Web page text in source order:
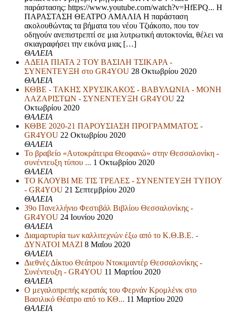
παράστασης: https://www.youtube.com/watch?v=HfEPQ... Η
ΠΑΡΑΣΤΑΣΗ ΘΕΑΤΡΟ ΑΜΑΛΙΑ Η παράσταση
ακολουθώντας τα βήματα του νέου Τζιάκοπο, που τον
οδηγούν ανεπιστρεπτί σε μια λυτρωτική αυτοκτονία, θέλει να
σκιαγραφήσει την εικόνα μιας […]
ΘΑΛΕΙΑ
ΑΔΕΙΑ ΠΙΑΤΑ 2 ΤΟΥ ΒΑΣΙΛΗ ΤΣΙΚΑΡΑ -
ΣΥΝΕΝΤΕΥΞΗ στο GR4YOU 28 Οκτωβρίου 2020
ΘΑΛΕΙΑ
ΚΘΒΕ - ΤΑΚΗΣ ΧΡΥΣΙΚΑΚΟΣ - ΒΑΒΥΛΩΝΙΑ - ΜΟΝΗ
ΛΑΖΑΡΙΣΤΩΝ - ΣΥΝΕΝΤΕΥΞΗ GR4YOU 22
Οκτωβρίου 2020
ΘΑΛΕΙΑ
ΚΘΒΕ 2020-21 ΠΑΡΟΥΣΙΑΣΗ ΠΡΟΓΡΑΜΜΑΤΟΣ -
GR4YOU 22 Οκτωβρίου 2020
ΘΑΛΕΙΑ
Το βραβείο «Αυτοκράτειρα Θεοφανώ» στην Θεσσαλονίκη -
συνέντευξη τύπου ... 1 Οκτωβρίου 2020
ΘΑΛΕΙΑ
ΤΟ ΚΛΟΥΒΙ ΜΕ ΤΙΣ ΤΡΕΛΕΣ - ΣΥΝΕΝΤΕΥΞΗ ΤΥΠΟΥ
- GR4YOU 21 Σεπτεμβρίου 2020
ΘΑΛΕΙΑ
39ο Πανελλήνιο Φεστιβάλ Βιβλίου Θεσσαλονίκης -
GR4YOU 24 Ιουνίου 2020
ΘΑΛΕΙΑ
Διαμαρτυρία των καλλιτεχνών έξω από το Κ.Θ.Β.Ε. -
ΔΥΝΑΤΟΙ ΜΑΖΙ 8 Μαΐου 2020
ΘΑΛΕΙΑ
Διεθνές Δίκτυο Θεάτρου Ντοκιμαντέρ Θεσσαλονίκης -
Συνέντευξη - GR4YOU 11 Μαρτίου 2020
ΘΑΛΕΙΑ
Ο μεγαλοπρεπής κερατάς του Φερνάν Κρομλένκ στο
Βασιλικό Θέατρο από το ΚΘ... 11 Μαρτίου 2020
ΘΑΛΕΙΑ